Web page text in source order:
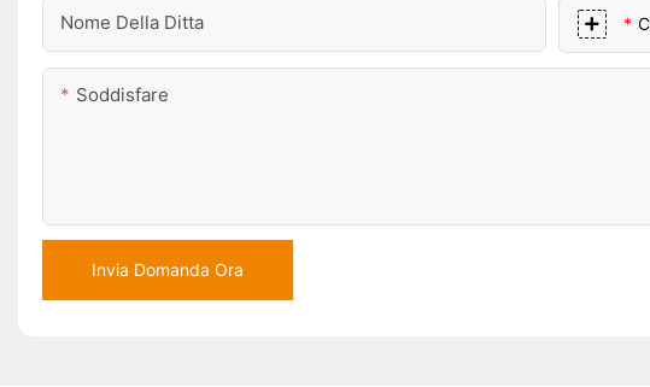
Nome Della Ditta
Soddisfare
Invia Domanda Ora